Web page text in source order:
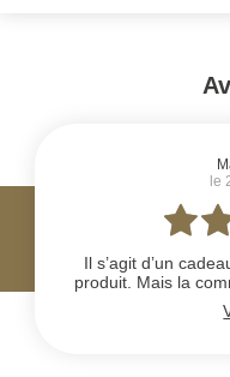
le
Il s’agit d’un
produit. Mais la